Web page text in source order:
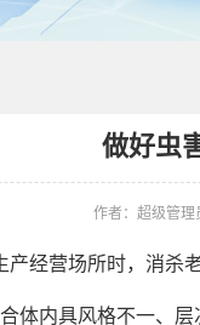
做好虫
作者：超级管理
经营场所时，消杀
体内具风格不一、